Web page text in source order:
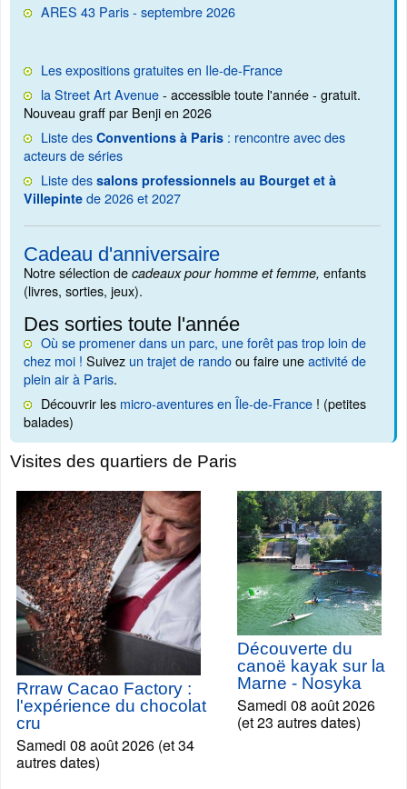
ARES 43 Paris - septembre 2026
Les expositions gratuites en Ile-de-France
la Street Art Avenue- accessible toute l'année - gratuit.
Nouveau graff par Benji en 2026
Liste des Conventions à Paris : rencontre avec des
acteurs de séries
Liste des salons professionnels au Bourget et à
Villepinte de 2026 et 2027
Cadeau d'anniversaire
Notre sélection de cadeaux pour homme et femme, enfants
(livres, sorties, jeux).
Des sorties toute l'année
Où se promener dans un parc, une forêt pas trop loin de
chez moi ! Suivez un trajet de randoou faire uneactivité de
plein air à Paris.
Découvrir les micro-aventures en Île-de-France ! (petites
balades)
Visites des quartiers de Paris
Rrraw Cacao Factory :
l'expérience du chocolat
cru
Samedi 08 août 2026 (et 34
autres dates)
Découverte du
canoë kayak sur la
Marne - Nosyka
Samedi 08 août 2026
(et 23 autres dates)